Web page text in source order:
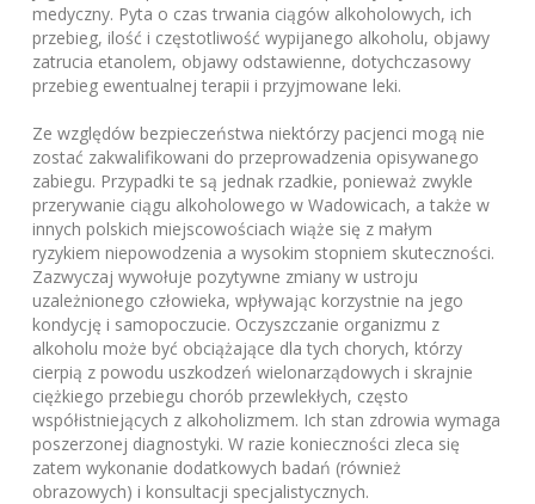
medyczny. Pyta o czas trwania ciągów alkoholowych, ich
przebieg, ilość i częstotliwość wypijanego alkoholu, objawy
zatrucia etanolem, objawy odstawienne, dotychczasowy
przebieg ewentualnej terapii i przyjmowane leki.
Ze względów bezpieczeństwa niektórzy pacjenci mogą nie
zostać zakwalifikowani do przeprowadzenia opisywanego
zabiegu. Przypadki te są jednak rzadkie, ponieważ zwykle
przerywanie ciągu alkoholowego w Wadowicach, a także w
innych polskich miejscowościach wiąże się z małym
ryzykiem niepowodzenia a wysokim stopniem skuteczności.
Zazwyczaj wywołuje pozytywne zmiany w ustroju
uzależnionego człowieka, wpływając korzystnie na jego
kondycję i samopoczucie. Oczyszczanie organizmu z
alkoholu może być obciążające dla tych chorych, którzy
cierpią z powodu uszkodzeń wielonarządowych i skrajnie
ciężkiego przebiegu chorób przewlekłych, często
współistniejących z alkoholizmem. Ich stan zdrowia wymaga
poszerzonej diagnostyki. W razie konieczności zleca się
zatem wykonanie dodatkowych badań (również
obrazowych) i konsultacji specjalistycznych.